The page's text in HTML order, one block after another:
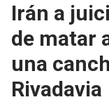
Irán a
de matar
una
Rivadavia